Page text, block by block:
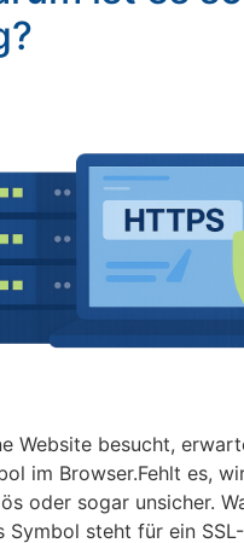
Website besucht,
im Browser.Fehlt es,
oder sogar unsicher.
Symbol steht für ein